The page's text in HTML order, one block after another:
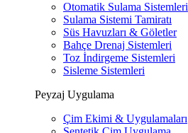
Otomatik Sulama Sistemleri
Sulama Sistemi Tamiratı
Süs Havuzları & Göletler
Bahçe Drenaj Sistemleri
Toz İndirgeme Sistemleri
Sisleme Sistemleri
Peyzaj Uygulama
Çim Ekimi & Uygulamaları